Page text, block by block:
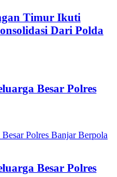
Timur Ikuti
Dari Polda
Besar Polres
Besar Polres